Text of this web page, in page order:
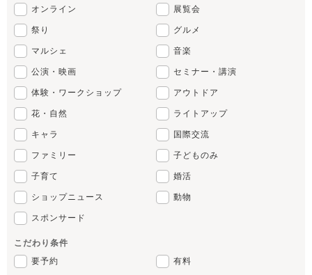
オンライン
展覧会
祭り グルメ
マルシェ 音楽
公演・映画 セミナー・講演
体験・ワークショップ アウトドア
花・自然 ライトアップ
キャラ 国際交流
ファミリー 子どものみ
子育て 婚活
ショップニュース 動物
スポンサード
こだわり条件
要予約
有料